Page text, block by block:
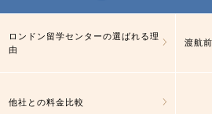
ロンドン留学センターの選ばれる理
由
渡航
他社との料金比較